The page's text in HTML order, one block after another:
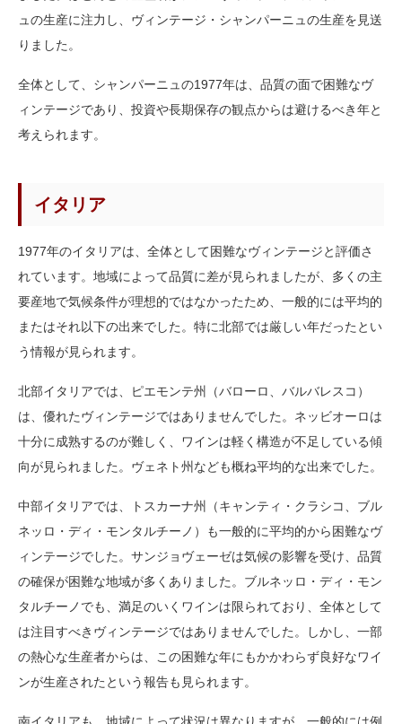
ュの生産に注力し、ヴィンテージ・シャンパーニュの生産を見送
りました。
全体として、シャンパーニュの1977年は、品質の面で困難なヴ
ィンテージであり、投資や長期保存の観点からは避けるべき年と
考えられます。
イタリア
1977年のイタリアは、全体として困難なヴィンテージと評価さ
れています。地域によって品質に差が見られましたが、多くの主
要産地で気候条件が理想的ではなかったため、一般的には平均的
またはそれ以下の出来でした。特に北部では厳しい年だったとい
う情報が見られます。
北部イタリアでは、ピエモンテ州（バローロ、バルバレスコ）
は、優れたヴィンテージではありませんでした。ネッビオーロは
十分に成熟するのが難しく、ワインは軽く構造が不足している傾
向が見られました。ヴェネト州なども概ね平均的な出来でした。
中部イタリアでは、トスカーナ州（キャンティ・クラシコ、ブル
ネッロ・ディ・モンタルチーノ）も一般的に平均的から困難なヴ
ィンテージでした。サンジョヴェーゼは気候の影響を受け、品質
の確保が困難な地域が多くありました。ブルネッロ・ディ・モン
タルチーノでも、満足のいくワインは限られており、全体として
は注目すべきヴィンテージではありませんでした。しかし、一部
の熱心な生産者からは、この困難な年にもかかわらず良好なワイ
ンが生産されたという報告も見られます。